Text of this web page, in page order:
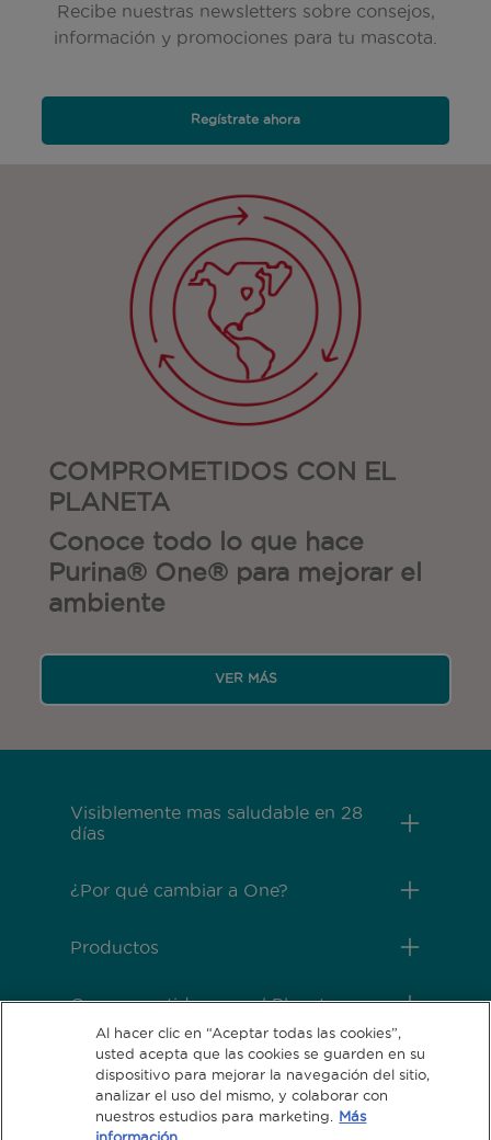
Recibe nuestras newsletters sobre consejos,
información y promociones para tu mascota.
Regístrate ahora
COMPROMETIDOS CON EL
PLANETA
Conoce todo lo que hace
Purina® One® para mejorar el
ambiente
VER MÁS
Visiblemente mas saludable en 28
días
¿Por qué cambiar a One?
Productos
Comprometidos con el Planeta
Legales
Al hacer clic en “Aceptar todas las cookies”,
usted acepta que las cookies se guarden en su
dispositivo para mejorar la navegación del sitio,
analizar el uso del mismo, y colaborar con
nuestros estudios para marketing.
Más
información